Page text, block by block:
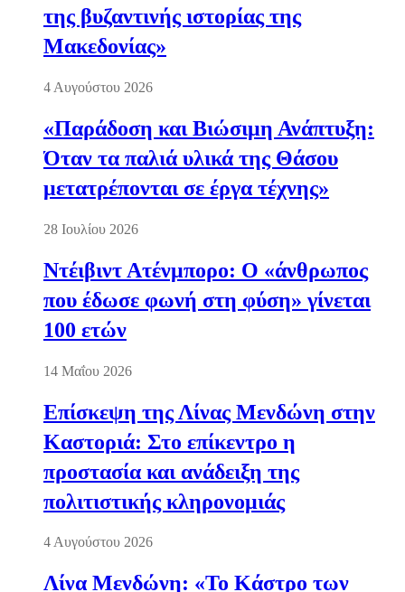
της βυζαντινής ιστορίας της
Μακεδονίας»
4 Αυγούστου 2026
«Παράδοση και Βιώσιμη Ανάπτυξη:
Όταν τα παλιά υλικά της Θάσου
μετατρέπονται σε έργα τέχνης»
28 Ιουλίου 2026
Ντέιβιντ Ατένμπορο: Ο «άνθρωπος
που έδωσε φωνή στη φύση» γίνεται
100 ετών
14 Μαΐου 2026
Επίσκεψη της Λίνας Μενδώνη στην
Καστοριά: Στο επίκεντρο η
προστασία και ανάδειξη της
πολιτιστικής κληρονομιάς
4 Αυγούστου 2026
Λίνα Μενδώνη: «Το Κάστρο των